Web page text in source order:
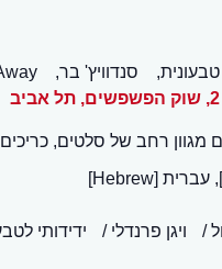
טבעונית, סנדוויץ' בר,
, תל אביב
רחב של סלטים, כריכים,
ויגן פרנדלי ידידותי